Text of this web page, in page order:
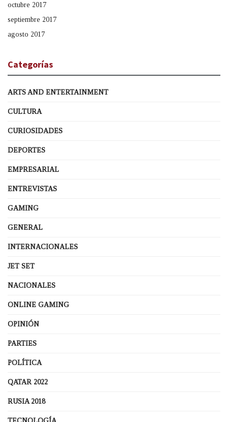
octubre 2017
septiembre 2017
agosto 2017
Categorías
ARTS AND ENTERTAINMENT
CULTURA
CURIOSIDADES
DEPORTES
EMPRESARIAL
ENTREVISTAS
GAMING
GENERAL
INTERNACIONALES
JET SET
NACIONALES
ONLINE GAMING
OPINIÓN
PARTIES
POLÍTICA
QATAR 2022
RUSIA 2018